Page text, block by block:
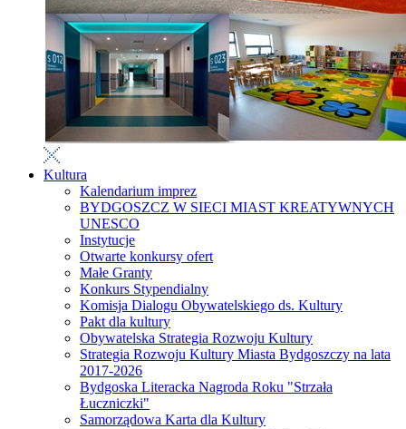
Kultura
Kalendarium imprez
BYDGOSZCZ W SIECI MIAST KREATYWNYCH
UNESCO
Instytucje
Otwarte konkursy ofert
Małe Granty
Konkurs Stypendialny
Komisja Dialogu Obywatelskiego ds. Kultury
Pakt dla kultury
Obywatelska Strategia Rozwoju Kultury
Strategia Rozwoju Kultury Miasta Bydgoszczy na lata
2017-2026
Bydgoska Literacka Nagroda Roku "Strzała
Łuczniczki"
Samorządowa Karta dla Kultury